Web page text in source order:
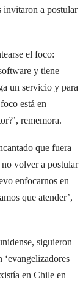
invitaron a postular
el foco:
y tiene
un servicio y para
está en
rememora.
que fuera
volver a postular
enfocarnos en
que atender’,
siguieron
‘evangelizadores
en Chile en